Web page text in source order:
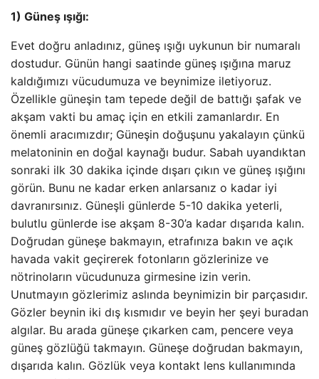
1) Güneş ışığı:
Evet doğru anladınız, güneş ışığı uykunun bir numaralı
dostudur. Günün hangi saatinde güneş ışığına maruz
kaldığımızı vücudumuza ve beynimize iletiyoruz.
Özellikle güneşin tam tepede değil de battığı şafak ve
akşam vakti bu amaç için en etkili zamanlardır. En
önemli aracımızdır; Güneşin doğuşunu yakalayın çünkü
melatoninin en doğal kaynağı budur. Sabah uyandıktan
sonraki ilk 30 dakika içinde dışarı çıkın ve güneş ışığını
görün. Bunu ne kadar erken anlarsanız o kadar iyi
davranırsınız. Güneşli günlerde 5-10 dakika yeterli,
bulutlu günlerde ise akşam 8-30’a kadar dışarıda kalın.
Doğrudan güneşe bakmayın, etrafınıza bakın ve açık
havada vakit geçirerek fotonların gözlerinize ve
nötrinoların vücudunuza girmesine izin verin.
Unutmayın gözlerimiz aslında beynimizin bir parçasıdır.
Gözler beynin iki dış kısmıdır ve beyin her şeyi buradan
algılar. Bu arada güneşe çıkarken cam, pencere veya
güneş gözlüğü takmayın. Güneşe doğrudan bakmayın,
dışarıda kalın. Gözlük veya kontakt lens kullanımında